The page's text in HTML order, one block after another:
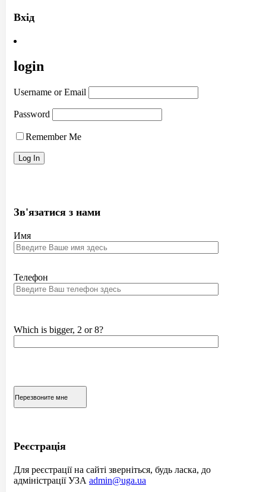
Вхід
login
Username or Email
Password
Remember Me
Зв'язатися з нами
Имя
Телефон
Which is bigger, 2 or 8?
Реєстрація
Для реєстрації на сайті зверніться, будь ласка, до
адміністрації УЗА admin@uga.ua